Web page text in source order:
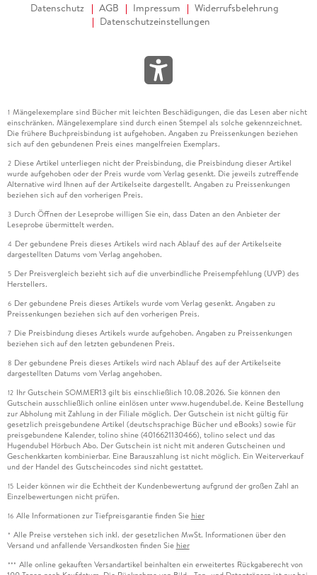
Datenschutz AGB Impressum
Widerrufsbelehrung
Datenschutzeinstellungen
1 Mängelexemplare sind Bücher mit leichten Beschädigungen, die das Lesen aber nicht
einschränken. Mängelexemplare sind durch einen Stempel als solche gekennzeichnet.
Die frühere Buchpreisbindung ist aufgehoben. Angaben zu Preissenkungen beziehen
sich auf den gebundenen Preis eines mangelfreien Exemplars.
2 Diese Artikel unterliegen nicht der Preisbindung, die Preisbindung dieser Artikel
wurde aufgehoben oder der Preis wurde vom Verlag gesenkt. Die jeweils zutreffende
Alternative wird Ihnen auf der Artikelseite dargestellt. Angaben zu Preissenkungen
beziehen sich auf den vorherigen Preis.
3 Durch Öffnen der Leseprobe willigen Sie ein, dass Daten an den Anbieter der
Leseprobe übermittelt werden.
4 Der gebundene Preis dieses Artikels wird nach Ablauf des auf der Artikelseite
dargestellten Datums vom Verlag angehoben.
5 Der Preisvergleich bezieht sich auf die unverbindliche Preisempfehlung (UVP) des
Herstellers.
6 Der gebundene Preis dieses Artikels wurde vom Verlag gesenkt. Angaben zu
Preissenkungen beziehen sich auf den vorherigen Preis.
7 Die Preisbindung dieses Artikels wurde aufgehoben. Angaben zu Preissenkungen
beziehen sich auf den letzten gebundenen Preis.
8 Der gebundene Preis dieses Artikels wird nach Ablauf des auf der Artikelseite
dargestellten Datums vom Verlag angehoben.
12 Ihr Gutschein SOMMER13 gilt bis einschließlich 10.08.2026. Sie können den
Gutschein ausschließlich online einlösen unter www.hugendubel.de. Keine Bestellung
zur Abholung mit Zahlung in der Filiale möglich. Der Gutschein ist nicht gültig für
gesetzlich preisgebundene Artikel (deutschsprachige Bücher und eBooks) sowie für
preisgebundene Kalender, tolino shine (4016621130466), tolino select und das
Hugendubel Hörbuch Abo. Der Gutschein ist nicht mit anderen Gutscheinen und
Geschenkkarten kombinierbar. Eine Barauszahlung ist nicht möglich. Ein Weiterverkauf
und der Handel des Gutscheincodes sind nicht gestattet.
15 Leider können wir die Echtheit der Kundenbewertung aufgrund der großen Zahl an
Einzelbewertungen nicht prüfen.
16 Alle Informationen zur Tiefpreisgarantie finden Sie hier
* Alle Preise verstehen sich inkl. der gesetzlichen MwSt. Informationen über den
Versand und anfallende Versandkosten finden Sie hier
*** Alle online gekauften Versandartikel beinhalten ein erweitertes Rückgaberecht von